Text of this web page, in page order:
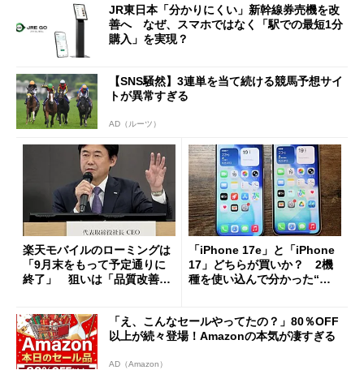
JR東日本「分かりにくい」新幹線券売機を改
善へ なぜ、スマホではなく「駅での最短1分
購入」を実現？
【SNS騒然】3連単を当て続ける競馬予想サイ
トが異常すぎる
AD（ルーツ）
楽天モバイルのローミングは
「9月末をもって予定通りに
終了」 狙いは「品質改善」
も
「iPhone 17e」と「iPhone
17」どちらが買いか？ 2機
種を使い込んで分かった“ス
「え、こんなセールやってたの？」80％OFF
以上が続々登場！Amazonの本気が凄すぎる
AD（Amazon）